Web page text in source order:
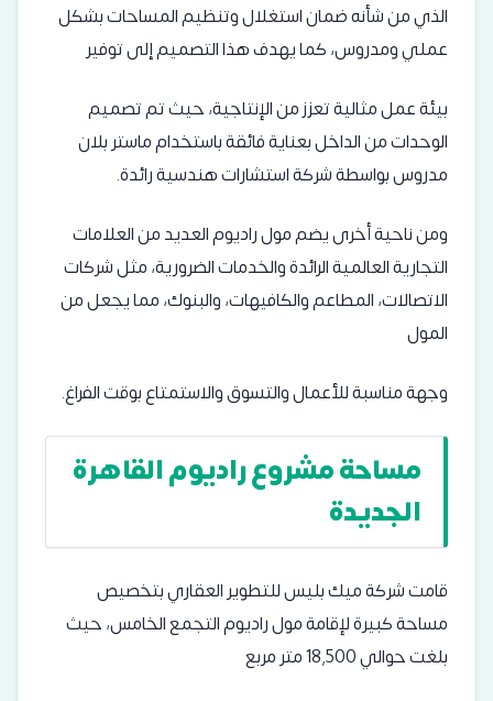
الذي من شأنه ضمان استغلال وتنظيم المساحات بشكل
عملي ومدروس، كما يهدف هذا التصميم إلى توفير
بيئة عمل مثالية تعزز من الإنتاجية، حيث تم تصميم
الوحدات من الداخل بعناية فائقة باستخدام ماستر بلان
مدروس بواسطة شركة استشارات هندسية رائدة.
ومن ناحية أخرى يضم مول راديوم العديد من العلامات
التجارية العالمية الرائدة والخدمات الضرورية، مثل شركات
الاتصالات، المطاعم والكافيهات، والبنوك، مما يجعل من
المول
وجهة مناسبة للأعمال والتسوق والاستمتاع بوقت الفراغ.
مساحة مشروع راديوم القاهرة
الجديدة
قامت شركة ميك بليس للتطوير العقاري بتخصيص
مساحة كبيرة لإقامة مول راديوم التجمع الخامس، حيث
بلغت حوالي 18,500 متر مربع